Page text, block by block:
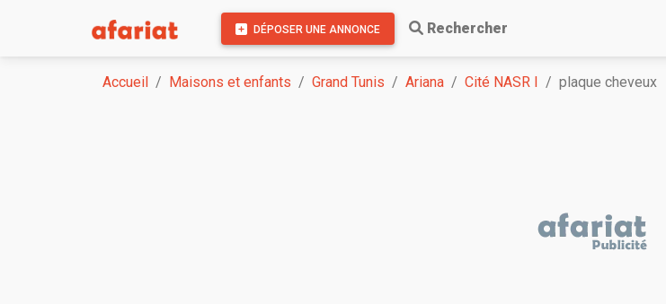
DÉPOSER UNE ANNONCE Rechercher
Accueil Maisons et enfants Grand Tunis Ariana Cité NASR I plaque cheveux